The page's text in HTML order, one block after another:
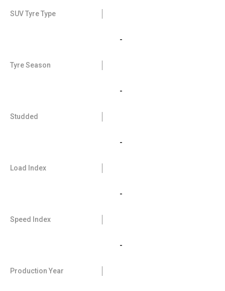
SUV Tyre Type
-
Tyre Season
-
Studded
-
Load Index
-
Speed Index
-
Production Year